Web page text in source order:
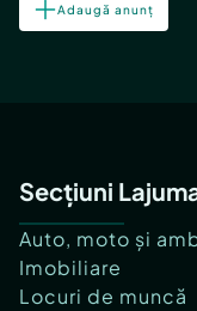
Adaugă anunț
Secțiuni
Auto, moto și
Imobiliare
Locuri de muncă